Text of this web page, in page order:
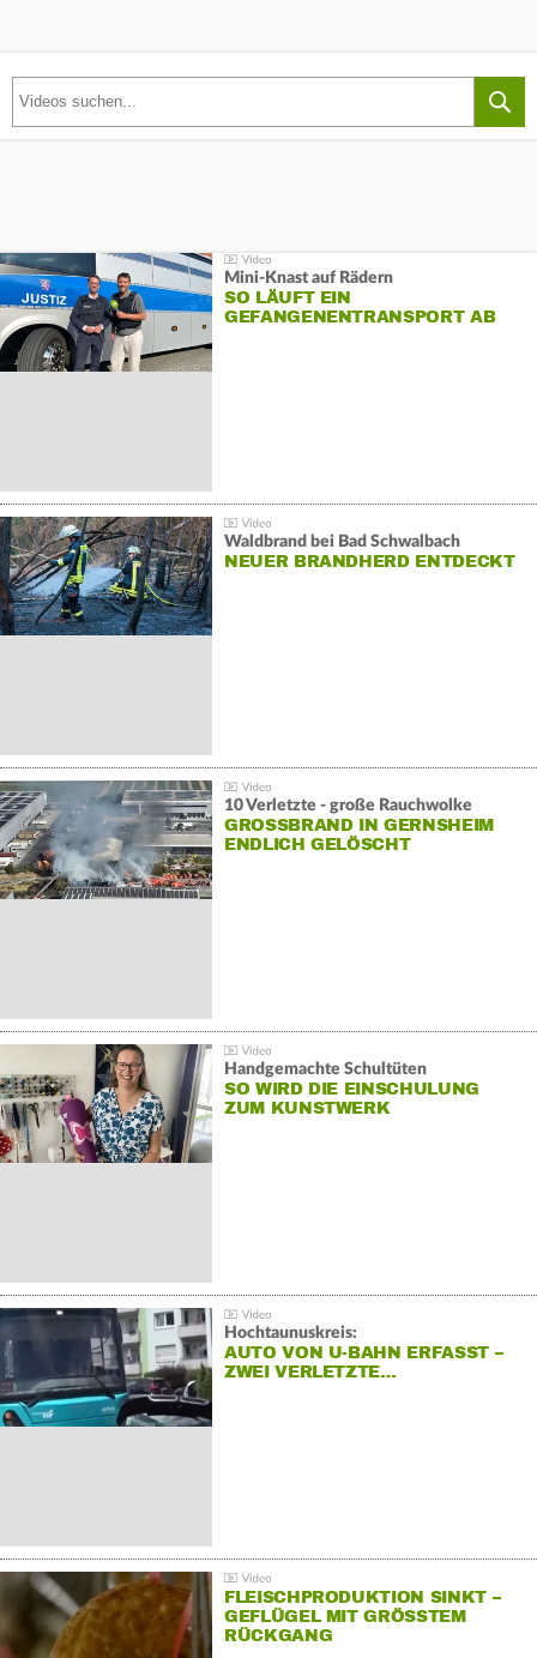
Mini-Knast auf Rädern
SO LÄUFT EIN
GEFANGENENTRANSPORT AB
Waldbrand bei Bad Schwalbach
NEUER BRANDHERD ENTDECKT
10 Verletzte - große Rauchwolke
GROSSBRAND IN GERNSHEIM E
NDLICH GELÖSCHT
Handgemachte Schultüten
SO WIRD DIE EINSCHULUNG
ZUM KUNSTWERK
Hochtaunuskreis:
AUTO VON U-BAHN ERFASST –
ZWEI VERLETZTE…
FLEISCHPRODUKTION SINKT –
GEFLÜGEL MIT GRÖSSTEM R
ÜCKGANG